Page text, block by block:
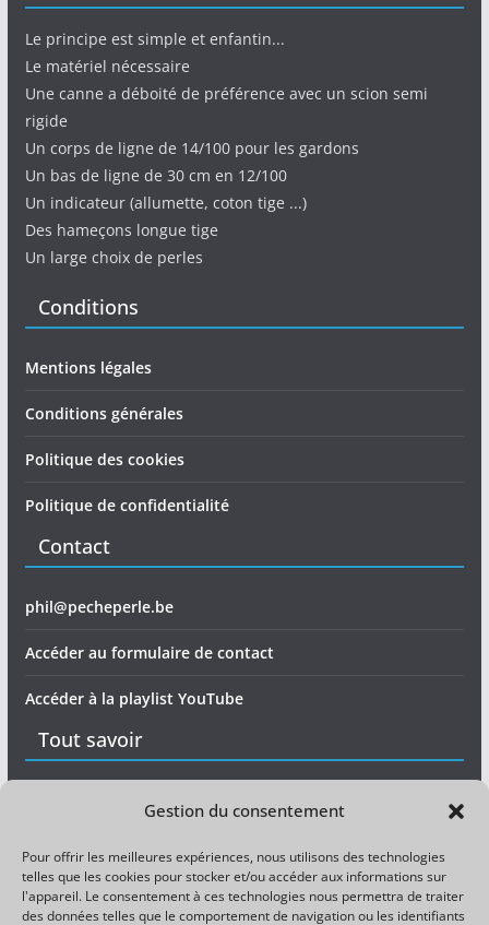
Gestion du consentement
Pour offrir les meilleures expériences, nous utilisons des technologies
telles que les cookies pour stocker et/ou accéder aux informations sur
l'appareil. Le consentement à ces technologies nous permettra de traiter
des données telles que le comportement de navigation ou les identifiants
Le principe est simple et enfantin...
Le matériel nécessaire
Une canne a déboité de préférence avec un scion semi
rigide
Un corps de ligne de 14/100 pour les gardons
Un bas de ligne de 30 cm en 12/100
Un indicateur (allumette, coton tige ...)
Des hameçons longue tige
Un large choix de perles
Conditions
Mentions légales
Conditions générales
Politique des cookies
Politique de confidentialité
Contact
phil@pecheperle.be
Accéder au formulaire de contact
Accéder à la playlist YouTube
Tout savoir
Divers